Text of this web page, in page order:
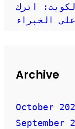
اترك
الخبراء
Archive
October
September